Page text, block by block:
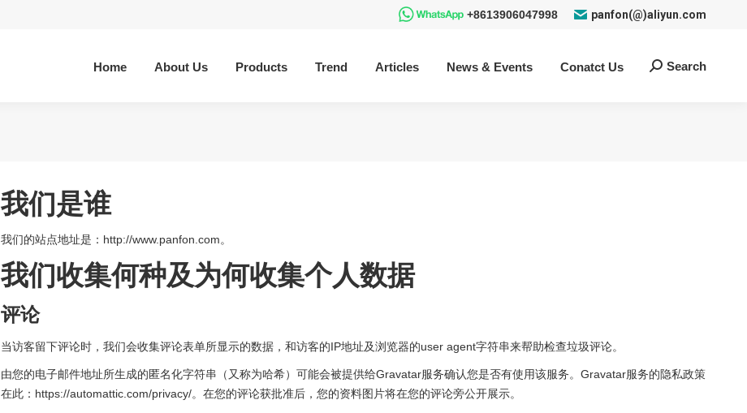
+8613906047998 panfon(@)aliyun.com
Home About Us Products Trend Articles News & Events Conatct Us Search:
Search
我们是谁
我们的站点地址是：http://www.panfon.com。
我们收集何种及为何收集个人数据
评论
当访客留下评论时，我们会收集评论表单所显示的数据，和访客的IP地址及浏览器的user agent字符串来帮助检查垃圾评论。
由您的电子邮件地址所生成的匿名化字符串（又称为哈希）可能会被提供给Gravatar服务确认您是否有使用该服务。Gravatar服务的隐私政策
在此：https://automattic.com/privacy/。在您的评论获批准后，您的资料图片将在您的评论旁公开展示。